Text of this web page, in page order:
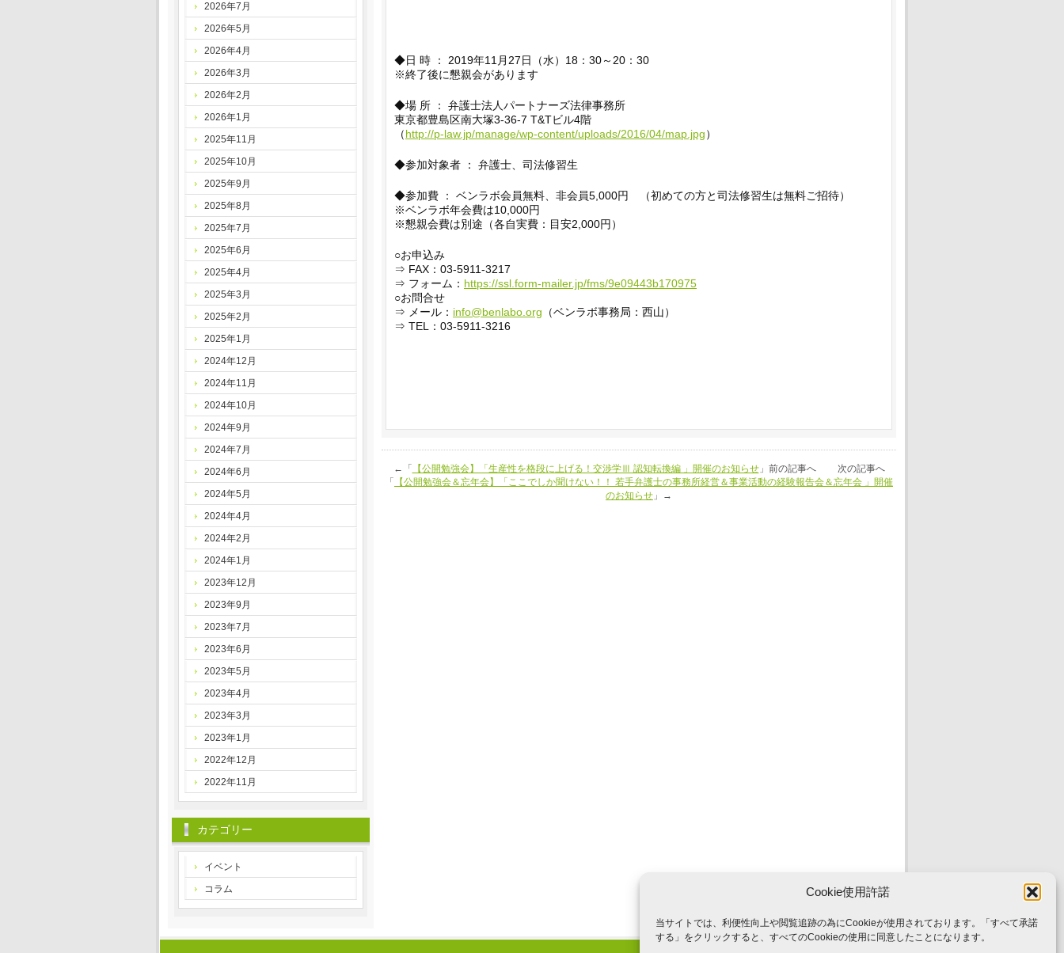
Cookie使用許諾
当サイトでは、利便性向上や閲覧追跡の為にCookieが使用されております。「すべて承諾
する」をクリックすると、すべてのCookieの使用に同意したことになります。
◆日 時 ： 2019年11月27日（水）18：30～20：30
※終了後に懇親会があります
◆場 所 ： 弁護士法人パートナーズ法律事務所
東京都豊島区南大塚3-36-7 T&Tビル4階
（http://p-law.jp/manage/wp-content/uploads/2016/04/map.jpg）
◆参加対象者 ： 弁護士、司法修習生
◆参加費 ： ベンラボ会員無料、非会員5,000円 （初めての方と司法修習生は無料ご招待）
※ベンラボ年会費は10,000円
※懇親会費は別途（各自実費：目安2,000円）
○お申込み
⇒ FAX：03-5911-3217
⇒ フォーム： https://ssl.form-mailer.jp/fms/9e09443b170975
○お問合せ
⇒ メール： info@benlabo.org （ベンラボ事務局：西山）
⇒ TEL：03-5911-3216
←「 【公開勉強会】「生産性を格段に上げる！交渉学Ⅲ 認知転換編 」開催のお知らせ」前の記事へ 次の記事へ
「 【公開勉強会＆忘年会】「ここでしか聞けない！！ 若手弁護士の事務所経営＆事業活動の経験報告会＆忘年会 」開催
のお知らせ 」→
2026年7月
2026年5月
2026年4月
2026年3月
2026年2月
2026年1月
2025年11月
2025年10月
2025年9月
2025年8月
2025年7月
2025年6月
2025年4月
2025年3月
2025年2月
2025年1月
2024年12月
2024年11月
2024年10月
2024年9月
2024年7月
2024年6月
2024年5月
2024年4月
2024年2月
2024年1月
2023年12月
2023年9月
2023年7月
2023年6月
2023年5月
2023年4月
2023年3月
2023年1月
2022年12月
2022年11月
カテゴリー
イベント
コラム